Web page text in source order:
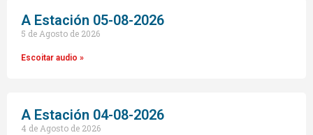
A Estación 05-08-2026
5 de Agosto de 2026
Escoitar audio »
A Estación 04-08-2026
4 de Agosto de 2026